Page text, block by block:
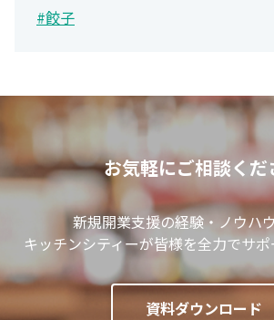
#餃子
お気軽にご相談くだ
新規開業支援の経験・ノウハ
キッチンシティーが皆様を全力でサ
資料ダウンロード